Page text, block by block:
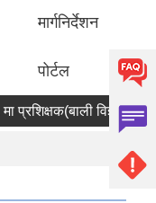
मार्गनिर्देशन
पोर्टल
विज्ञान)